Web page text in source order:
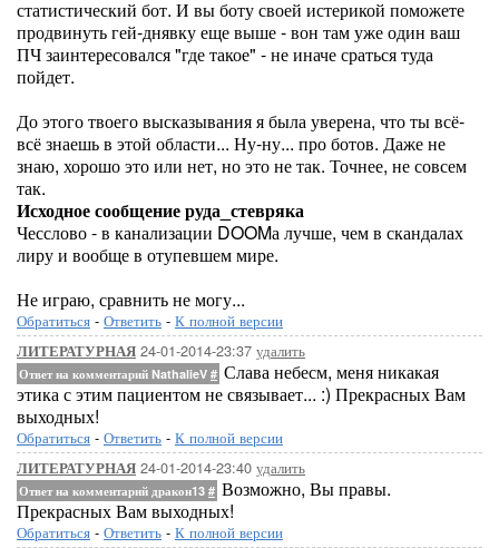
статистический бот. И вы боту своей истерикой поможете
продвинуть гей-днявку еще выше - вон там уже один ваш
ПЧ заинтересовался "где такое" - не иначе сраться туда
пойдет.
До этого твоего высказывания я была уверена, что ты всё-
всё знаешь в этой области... Ну-ну... про ботов. Даже не
знаю, хорошо это или нет, но это не так. Точнее, не совсем
так.
Исходное сообщение руда_стевряка
Чесслово - в канализации DOOMа лучше, чем в скандалах
лиру и вообще в отупевшем мире.
Не играю, сравнить не могу...
Обратиться - Ответить - К полной версии
ЛИТЕРАТУРНАЯ 24-01-2014-23:37 удалить
Ответ на комментарий NathalieV # Слава небесм, меня никакая
этика с этим пациентом не связывает... :) Прекрасных Вам
выходных!
Обратиться - Ответить - К полной версии
ЛИТЕРАТУРНАЯ 24-01-2014-23:40 удалить
Ответ на комментарий дракон13 # Возможно, Вы правы.
Прекрасных Вам выходных!
Обратиться - Ответить - К полной версии